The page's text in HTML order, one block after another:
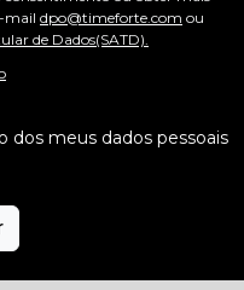
mail dpo@timeforte.com ou
de Dados(SATD).
meus dados pessoais